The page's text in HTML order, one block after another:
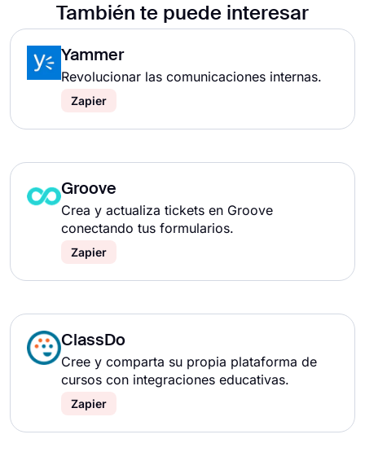
También te puede interesar
Yammer
Revolucionar las comunicaciones internas.
Zapier
Groove
Crea y actualiza tickets en Groove
conectando tus formularios.
Zapier
ClassDo
Cree y comparta su propia plataforma de
cursos con integraciones educativas.
Zapier